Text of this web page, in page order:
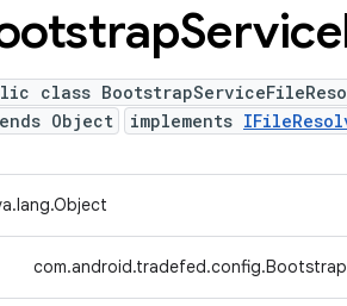
Service
class
Object
implements